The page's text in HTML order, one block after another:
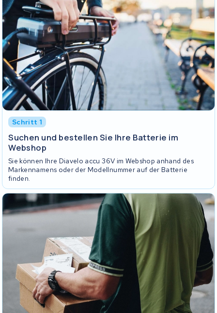
Schritt 1
Suchen und bestellen Sie Ihre Batterie im
Webshop
Sie können Ihre Diavelo accu 36V im Webshop anhand des
Markennamens oder der Modellnummer auf der Batterie
finden.